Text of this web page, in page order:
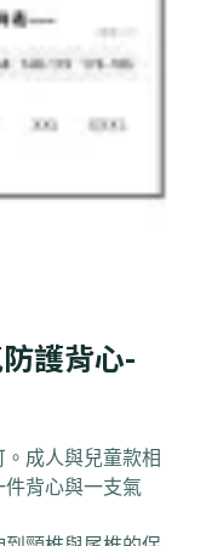
護背心-
成人與兒童款相
件背心與一支氣